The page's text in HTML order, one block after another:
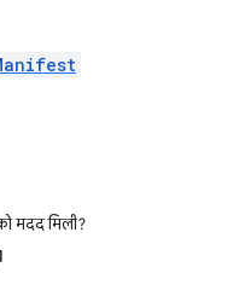
मदद मिली?